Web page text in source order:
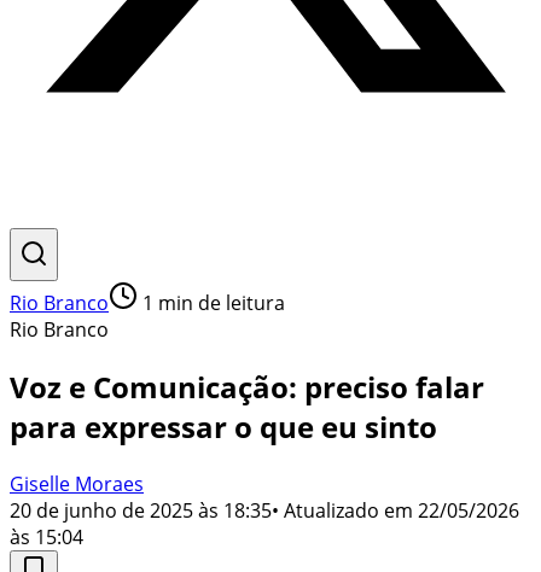
Rio Branco 1 min de leitura
Rio Branco
Voz e Comunicação: preciso falar
para expressar o que eu sinto
Giselle Moraes
20 de junho de 2025 às 18:35• Atualizado em 22/05/2026
às 15:04